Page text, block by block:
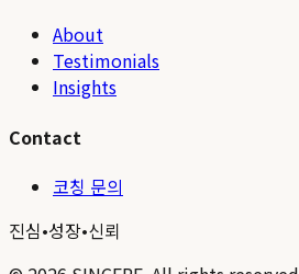
About
Testimonials
Insights
Contact
코칭 문의
진심•성장•신뢰